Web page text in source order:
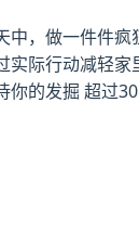
中，做一件件
实际行动减轻
你的发掘 超过